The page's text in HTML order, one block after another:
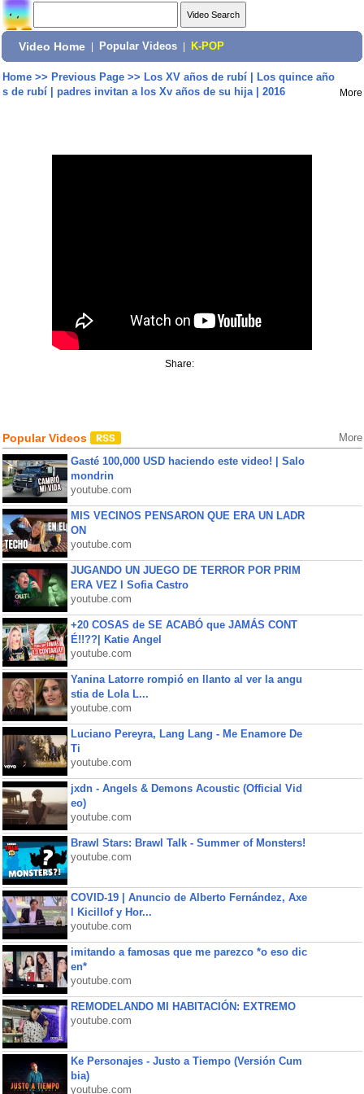
Video Home Popular Videos K-POP
Home>> Previous Page>> Los XV años de rubí | Los quince año
s de rubí | padres invitan a los Xv años de su hija | 2016
More
Share:
Popular Videos More
Gasté 100,000 USD haciendo este video! | Salo
mondrin
youtube.com
MIS VECINOS PENSARON QUE ERA UN LADR
ON
youtube.com
JUGANDO UN JUEGO DE TERROR POR PRIM
ERA VEZ l Sofia Castro
youtube.com
+20 COSAS de SE ACABÓ que JAMÁS CONT
É!!??| Katie Angel
youtube.com
Yanina Latorre rompió en llanto al ver la angu
stia de Lola L...
youtube.com
Luciano Pereyra, Lang Lang - Me Enamore De
Ti
youtube.com
jxdn - Angels & Demons Acoustic (Official Vid
eo)
youtube.com
Brawl Stars: Brawl Talk - Summer of Monsters!
youtube.com
COVID-19 | Anuncio de Alberto Fernández, Axe
l Kicillof y Hor...
youtube.com
imitando a famosas que me parezco *o eso dic
en*
youtube.com
REMODELANDO MI HABITACIÓN: EXTREMO
youtube.com
Ke Personajes - Justo a Tiempo (Versión Cum
bia)
youtube.com